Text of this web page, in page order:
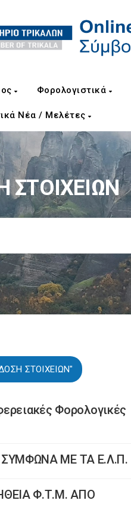
Φορολογιστικά
Νέα / Μελέτες
ΣΤΟΙΧΕΙΩΝ
ΣΤΟΙΧΕΙΩΝ"
Φορολογικές
ΜΕ ΤΑ Ε.Λ.Π.
Φ.Τ.Μ. ΑΠΟ